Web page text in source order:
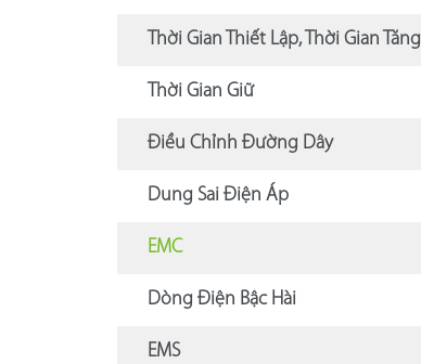
Thời Gian Thiết Lập, Thời Gian Tăng
Thời Gian Giữ
Điều Chỉnh Đường Dây
Dung Sai Điện Áp
EMC
Dòng Điện Bậc Hài
EMS